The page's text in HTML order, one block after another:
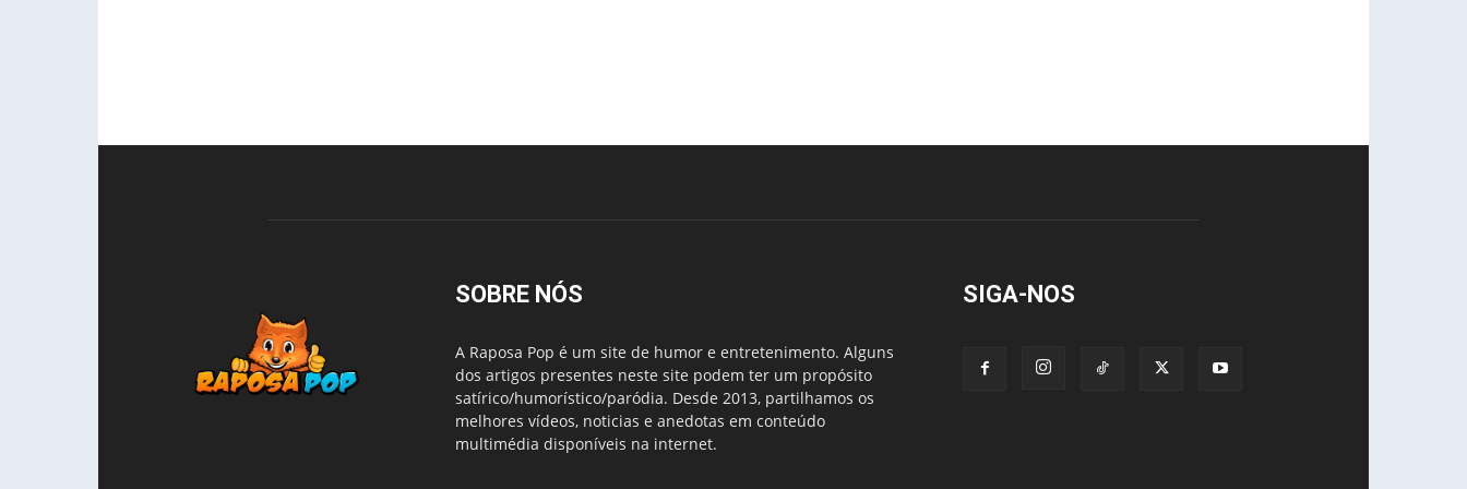
SOBRE NÓS
A Raposa Pop é um site de humor e entretenimento. Alguns
dos artigos presentes neste site podem ter um propósito
satírico/humorístico/paródia. Desde 2013, partilhamos os
melhores vídeos, noticias e anedotas em conteúdo
multimédia disponíveis na internet.
SIGA-NOS